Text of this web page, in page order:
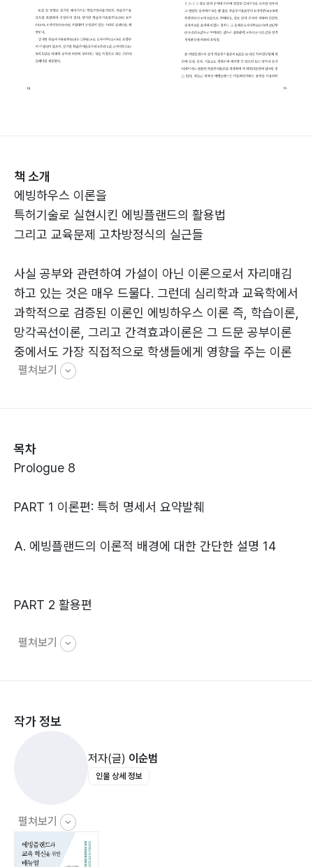
책 소개
에빙하우스 이론을
특허기술로 실현시킨 에빙플랜드의 활용법
그리고 교육문제 고차방정식의 실근들
사실 공부와 관련하여 가설이 아닌 이론으로서 자리매김
하고 있는 것은 매우 드물다. 그런데 심리학과 교육학에서
과학적으로 검증된 이론인 에빙하우스 이론 즉, 학습이론,
망각곡선이론, 그리고 간격효과이론은 그 드문 공부이론
중에서도 가장 직접적으로 학생들에게 영향을 주는 이론
이다. 이에 그 이론대로 간단하게 공부할 수 있도록 자동
에 그치지 않고 우리들이 미처 생각하지 못한 것들을 개발
자가 에빙플랜드를 통해 먼저 깨닫고 그 새로운 사실들을
도 제시하고 있다. 그런데 제시하는 문제 해결책이 공허한
득력 있는 논리로 해결책을 제시하고 있다는 점이 지금까
에 대해서도 해결의 실마리를 제공할 아이디어를 제시해
의 고민해결 차원에서 진지하게 읽어 봐야 할 것 같다.
펼쳐보기
목차
Prologue 8
PART 1 이론편: 특허 명세서 요약발췌
A. 에빙플랜드의 이론적 배경에 대한 간단한 설명 14
PART 2 활용편
A. 예습, 학습, 복습 32
b. 학습방법 41
3. 올바른 복습의 기준 56
1. 기본적인 사용법 설명 58
2. 돌발상황 시(복습누락 시) 사용법 62
3. 7번째 복습이 다가오는데도 아직 내 것으로 못 만든 경
펼쳐보기
작가 정보
저자(글) 이순범
인물 상세 정보
펼쳐보기